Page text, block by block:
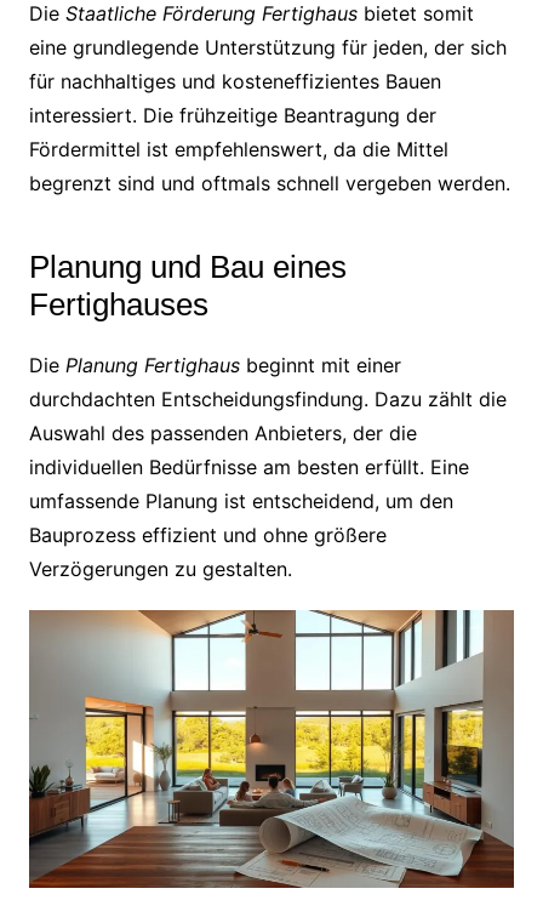
Die Staatliche Förderung Fertighausbietet somit
eine grundlegende Unterstützung für jeden, der sich
für nachhaltiges und kosteneffizientes Bauen
interessiert. Die frühzeitige Beantragung der
Fördermittel ist empfehlenswert, da die Mittel
begrenzt sind und oftmals schnell vergeben werden.
Planung und Bau eines
Fertighauses
Die Planung Fertighausbeginnt mit einer
durchdachten Entscheidungsfindung. Dazu zählt die
Auswahl des passenden Anbieters, der die
individuellen Bedürfnisse am besten erfüllt. Eine
umfassende Planung ist entscheidend, um den
Bauprozess effizient und ohne größere
Verzögerungen zu gestalten.